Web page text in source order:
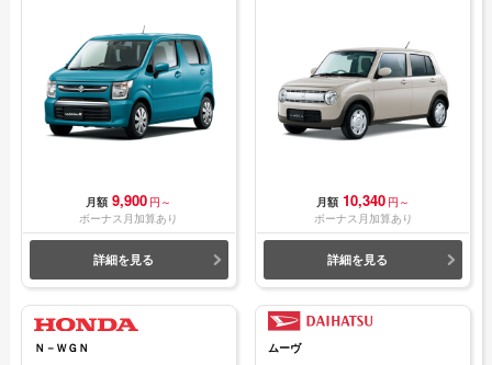
月額 9,900 円～
ボーナス月加算あり
詳細を見る
月額 10,340 円～
ボーナス月加算あり
詳細を見る
Ｎ－ＷＧＮ ムーヴ